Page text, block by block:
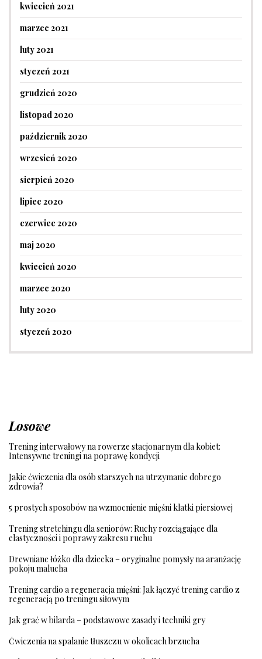
kwiecień 2021
marzec 2021
luty 2021
styczeń 2021
grudzień 2020
listopad 2020
październik 2020
wrzesień 2020
sierpień 2020
lipiec 2020
czerwiec 2020
maj 2020
kwiecień 2020
marzec 2020
luty 2020
styczeń 2020
Losowe
Trening interwałowy na rowerze stacjonarnym dla kobiet:
Intensywne treningi na poprawę kondycji
Jakie ćwiczenia dla osób starszych na utrzymanie dobrego
zdrowia?
5 prostych sposobów na wzmocnienie mięśni klatki piersiowej
Trening stretchingu dla seniorów: Ruchy rozciągające dla
elastyczności i poprawy zakresu ruchu
Drewniane łóżko dla dziecka – oryginalne pomysły na aranżację
pokoju malucha
Trening cardio a regeneracja mięśni: Jak łączyć trening cardio z
regeneracją po treningu siłowym
Jak grać w bilarda – podstawowe zasady i techniki gry
Ćwiczenia na spalanie tłuszczu w okolicach brzucha